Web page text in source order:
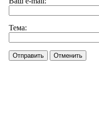
Тема:
Отправить Отменить